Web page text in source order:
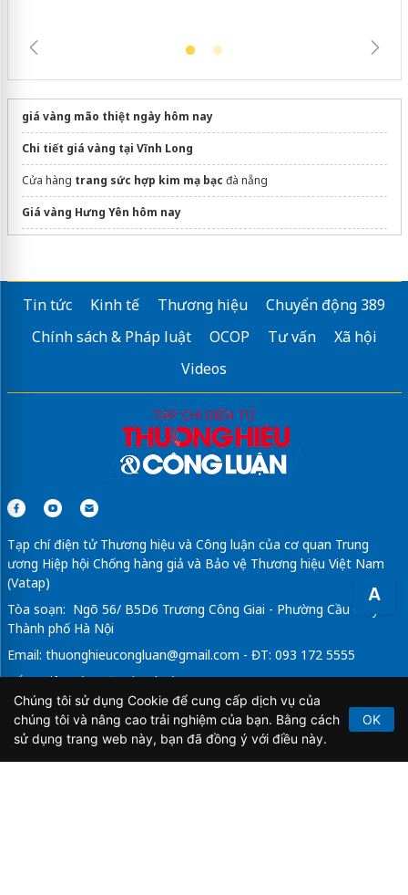
A
giá vàng mão thiệt ngày hôm nay
Chi tiết giá vàng tại Vĩnh Long
Cửa hàng trang sức hợp kim mạ bạc đà nẵng
Giá vàng Hưng Yên hôm nay
Tin tức Kinh tế Thương hiệu
Chuyển động 389
Chính sách & Pháp luật
OCOP Tư vấn
Xã hội
Videos
Tạp chí điện tử Thương hiệu và Công luận của cơ quan Trung
ương Hiệp hội Chống hàng giả và Bảo vệ Thương hiệu Việt Nam
(Vatap)
Tòa soạn: Ngõ 56/ B5D6 Trương Công Giai - Phường Cầu Giấy -
Thành phố Hà Nội
Email: thuonghieucongluan@gmail.com - ĐT: 093 172 5555
Tổng Biên Tập: Vũ Đức Thuận
Giấy phép hoạt động báo chí điện tử số 64/GP-BTTTT do Bộ
Thông tin và Truyền thông cấp ngày 21/2/2020.
Chúng tôi sử dụng Cookie để cung cấp dịch vụ của
chúng tôi và nâng cao trải nghiệm của bạn. Bằng cách
sử dụng trang web này, bạn đã đồng ý với điều này.
OK